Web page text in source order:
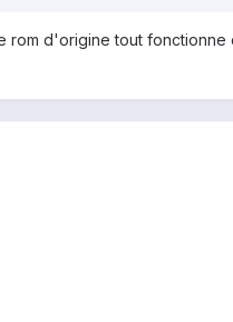
rom d'origine tout fonctionne